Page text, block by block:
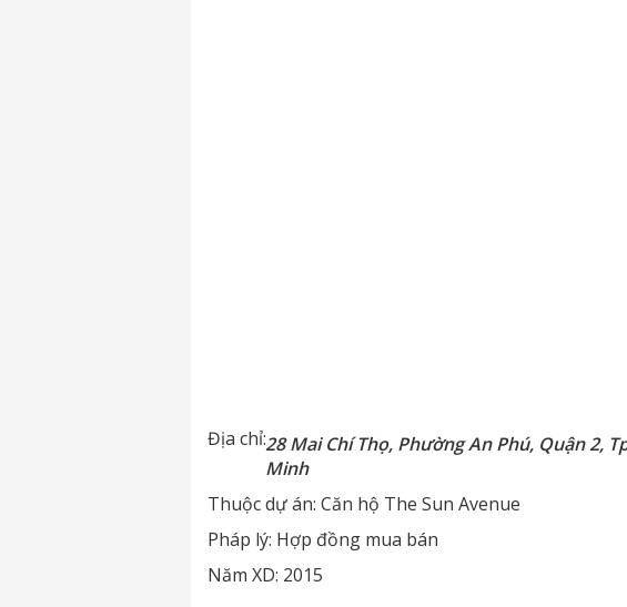
Địa chỉ:28 Mai Chí Thọ, Phường An Phú, Quận 2,
Minh
Thuộc dự án: Căn hộ The Sun Avenue
Pháp lý: Hợp đồng mua bán
Năm XD: 2015